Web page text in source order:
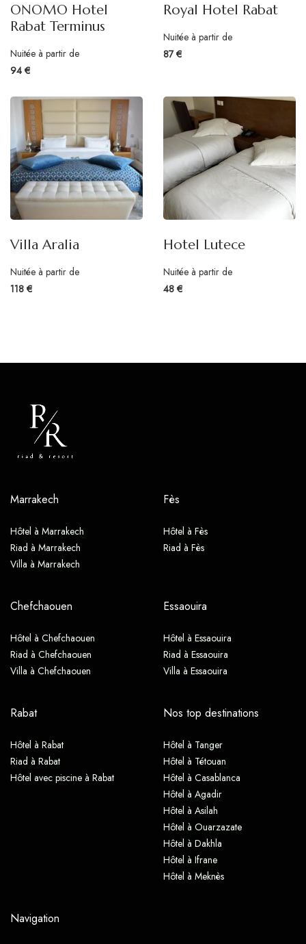
ONOMO Hotel
Rabat Terminus
Nuitée à partir de
94 €
Royal Hotel Rabat
Nuitée à partir de
87 €
Villa Aralia
Nuitée à partir de
118 €
Hotel Lutece
Nuitée à partir de
48 €
Marrakech
Hôtel à Marrakech
Riad à Marrakech
Villa à Marrakech
Fès
Hôtel à Fès
Riad à Fès
Chefchaouen
Hôtel à Chefchaouen
Riad à Chefchaouen
Villa à Chefchaouen
Essaouira
Hôtel à Essaouira
Riad à Essaouira
Villa à Essaouira
Rabat
Hôtel à Rabat
Riad à Rabat
Hôtel avec piscine à Rabat
Nos top destinations
Hôtel à Tanger
Hôtel à Tétouan
Hôtel à Casablanca
Hôtel à Agadir
Hôtel à Asilah
Hôtel à Ouarzazate
Hôtel à Dakhla
Hôtel à Ifrane
Hôtel à Meknès
Navigation